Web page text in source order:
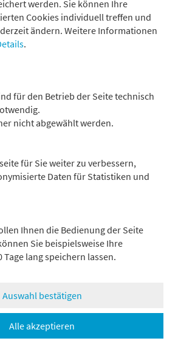
werden. Sie können Ihre
Cookies individuell treffen und
ändern. Weitere Informationen
.
für den Betrieb der Seite technisch
nicht abgewählt werden.
für Sie weiter zu verbessern,
Daten für Statistiken und
Ihnen die Bedienung der Seite
Sie beispielsweise Ihre
Tage lang speichern lassen.
Auswahl bestätigen
Alle akzeptieren
Umfrage wird hingegen erst am
veröffentlicht. In der obigen Darstellung
ein unveränderter NFIB-Wert
deshalb relevant, weil der NFIB-Index
und die politische
Zielmarke damit klar: fallende
steigenden Löhnen. Nur eine
dämpft, die Stimmung stabilisiert
Regierung nimmt.
werden in den kommenden Tagen
(Dienstag), der Index der
sowie die Verkäufe bestehender
Aktuell deutet wenig auf
hin, doch gerade in einem politisch
zurück